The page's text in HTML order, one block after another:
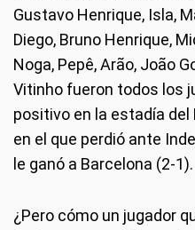
Gustavo Henrique, Isla,
Diego, Bruno Henrique,
Noga, Pepê, Arão, João
Vitinho fueron todos los
positivo en la estadía del
en el que perdió ante
le ganó a Barcelona (2-1).
¿Pero cómo un jugador